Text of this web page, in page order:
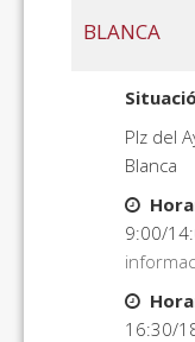
BLANCA
Plz del
Blanca
9:00/
16:30/